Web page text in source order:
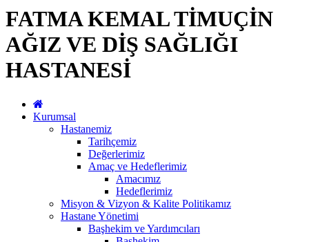
FATMA KEMAL TİMUÇİN
AĞIZ VE DİŞ SAĞLIĞI
HASTANESİ
Kurumsal
Hastanemiz
Tarihçemiz
Değerlerimiz
Amaç ve Hedeflerimiz
Amacımız
Hedeflerimiz
Misyon & Vizyon & Kalite Politikamız
Hastane Yönetimi
Başhekim ve Yardımcıları